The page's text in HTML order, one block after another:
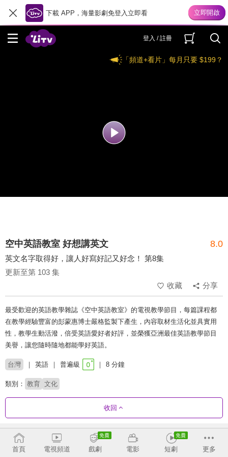
下載 APP，海量影劇免登入立即看
登入 / 註冊
「頻道+看片」每月只要 $199？
空中英語教室 好想講英文 8.0
英文名字取得好，讓人好寫好記又好念！ 第8集
更新至第 103 集
收藏
分享
最受歡迎的英語教學雜誌《空中英語教室》的電視教學節目，每篇課程都
在教學經驗豐富的彭蒙惠博士嚴格監製下產生，內容取材生活化並具實用
性，教學生動活潑，倍受英語愛好者好評，並榮獲亞洲最佳英語教學節目
美譽，讓您隨時隨地都能學好英語。
台灣 英語 普遍級 8 分鐘
類別： 教育 文化
收回
劇集列表 反序
首頁 電視頻道 戲劇 電影 短劇 更多